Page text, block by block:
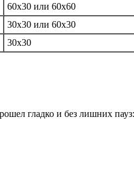
60х30 или 60х60
30х30 или 60х30
30х30
гладко и без лишних пауз: